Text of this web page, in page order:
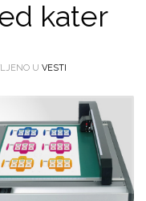
kater
U VESTI